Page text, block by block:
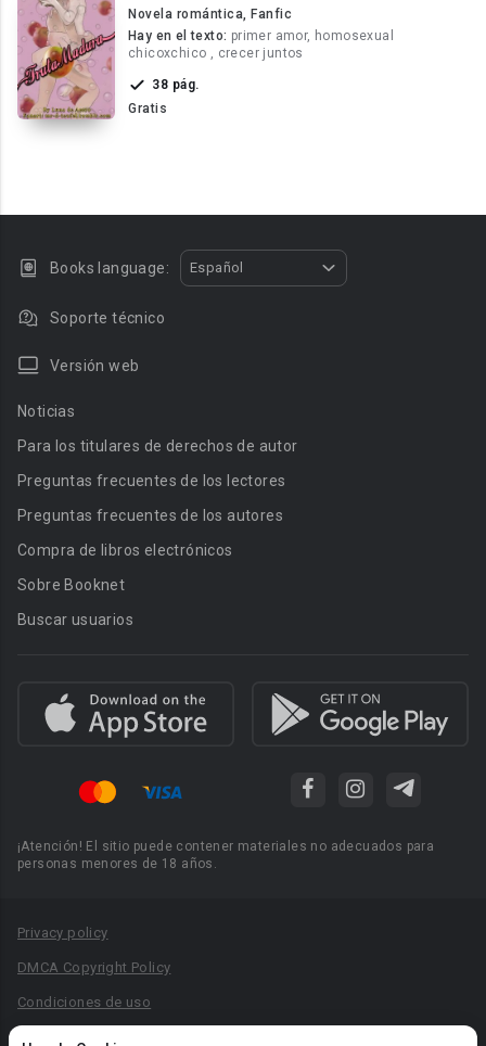
Novela romántica, Fanfic
Hay en el texto: primer amor, homosexual
chicoxchico , crecer juntos
38 pág.
Gratis
Books language: Español
Soporte técnico
Versión web
Noticias
Para los titulares de derechos de autor
Preguntas frecuentes de los lectores
Preguntas frecuentes de los autores
Compra de libros electrónicos
Sobre Booknet
Buscar usuarios
¡Atención! El sitio puede contener materiales no adecuados para
personas menores de 18 años.
Privacy policy
DMCA Copyright Policy
Condiciones de uso